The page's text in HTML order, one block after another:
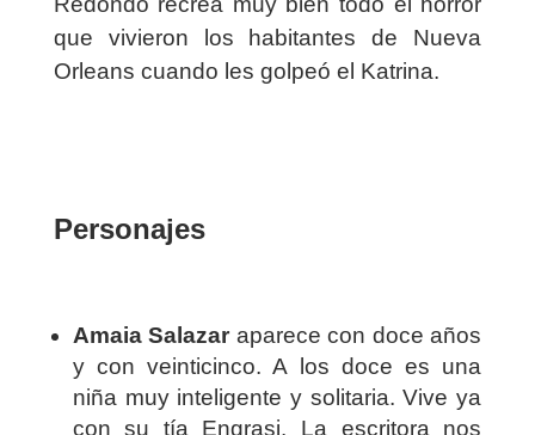
que vivieron los habitantes de Nueva
Orleans cuando les golpeó el Katrina.
Personajes
Amaia Salazar aparece con doce años
y con veinticinco. A los doce es una
niña muy inteligente y solitaria. Vive ya
con su tía Engrasi. La escritora nos